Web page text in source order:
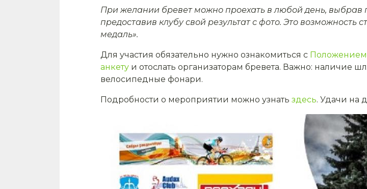
При желании бревет можно проехать в любой день, выбрав
предоставив клубу свой результат с фото. Это возможность
медаль».
Для участия обязательно нужно ознакомиться с Положением
анкету и отослать организаторам бревета. Важно: наличие
велосипедные фонари.
Подробности о мероприятии можно узнать здесь. Удачи на